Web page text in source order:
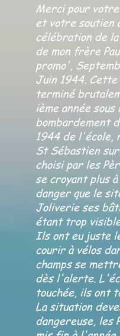
Merci pour
et votre soutien
célébration de
de mon frère
promo',
Juin 1944.
terminé
ième année sous
bombardement
1944 de l'école,
St Sébastien
choisi par les
se croyant plus
danger que le
Joliverie ses
étant trop
Ils ont eu juste
courir à vélos
champs se
dès l'alerte.
touchée, ils ont
La situation
dangereuse, les